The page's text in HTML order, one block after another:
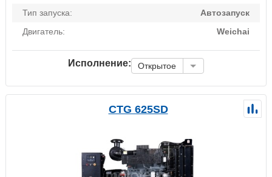
Тип запуска:
Автозапуск
Двигатель:
Weichai
Исполнение: Открытое
CTG 625SD